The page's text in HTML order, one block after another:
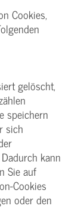
Cookies,
gelöscht,
speichern
sich
kann
Sie auf
Cookies
oder den